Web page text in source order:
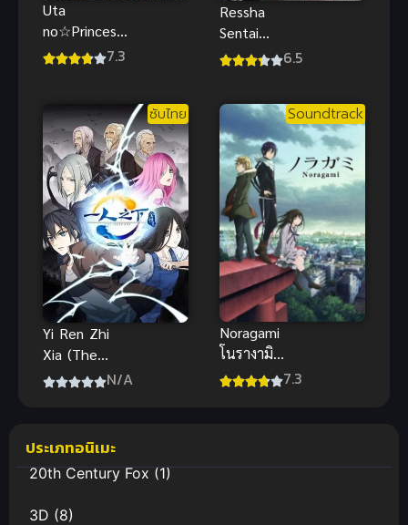
Uta
no☆Princesa
ma♪ Movie
ไทยดูฟรีจ้า
7.3
Ressha
Sentai
ToQGer vs6.5
ซับไทย
Yi Ren Zhi
Xia (The
OutCast) ภาย
N/A
Soundtrack
Noragami
โนรางามิ
เทวดาขาจร7.3
ประเภทอนิเมะ
20th Century Fox(1)
3D (8)